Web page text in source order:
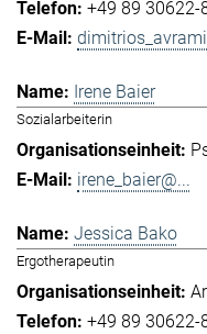
+49 89 30622-
Irene Baier
Sozialarbeiterin
irene_baier@...
Jessica Bako
Ergotherapeutin
+49 89 30622-